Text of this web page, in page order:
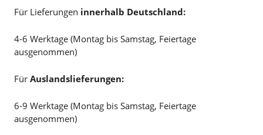
Für Lieferungen innerhalb Deutschland:
4-6 Werktage (Montag bis Samstag, Feiertage
ausgenommen)
Für Auslandslieferungen:
6-9 Werktage (Montag bis Samstag, Feiertage
ausgenommen)